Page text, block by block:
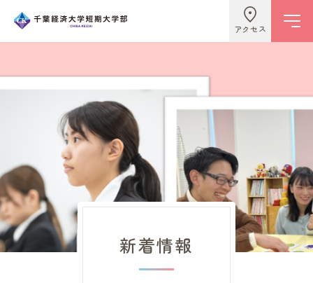
アクセス
学校情報
ビジネスライフ学科
こども学科
キャンパスライフ新着情報